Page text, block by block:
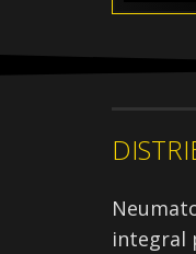
integral